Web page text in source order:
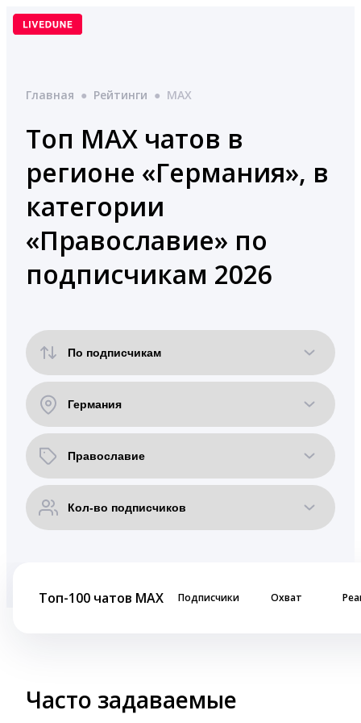
Перейти
Главная ● Рейтинги ● MAX
Топ MAX чатов в
регионе «Германия», в
категории
«Православие» по
подписчикам 2026
Топ-100 чатов MAX Подписчики Охват
Часто задаваемые